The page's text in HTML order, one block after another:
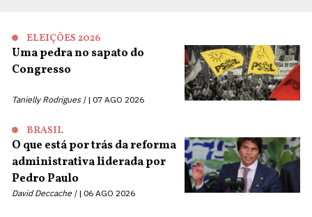
ELEIÇÕES 2026
Uma pedra no sapato do
Congresso
Tanielly Rodrigues | 07 AGO 2026
BRASIL
O que está por trás da reforma
administrativa liderada por
Pedro Paulo
David Deccache | 06 AGO 2026